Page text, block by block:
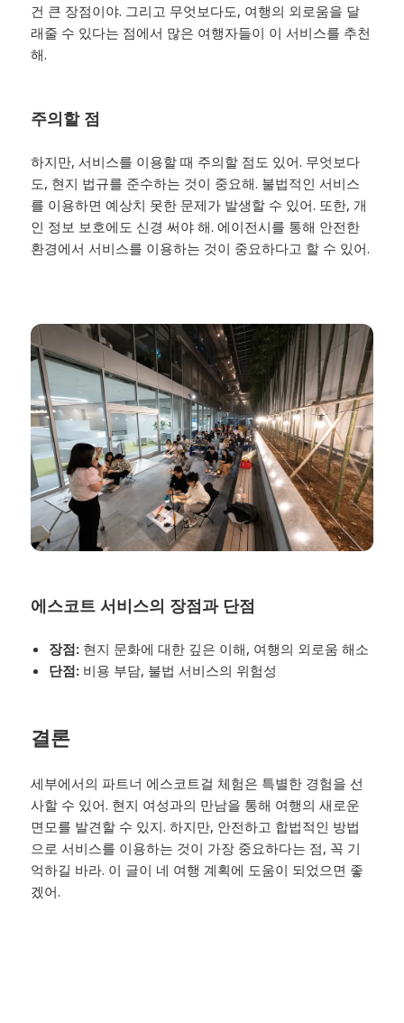
건 큰 장점이야. 그리고 무엇보다도, 여행의 외로움을 달
래줄 수 있다는 점에서 많은 여행자들이 이 서비스를 추천
해.
주의할 점
하지만, 서비스를 이용할 때 주의할 점도 있어. 무엇보다
도, 현지 법규를 준수하는 것이 중요해. 불법적인 서비스
를 이용하면 예상치 못한 문제가 발생할 수 있어. 또한, 개
인 정보 보호에도 신경 써야 해. 에이전시를 통해 안전한
환경에서 서비스를 이용하는 것이 중요하다고 할 수 있어.
에스코트 서비스의 장점과 단점
장점: 현지 문화에 대한 깊은 이해, 여행의 외로움 해소
단점: 비용 부담, 불법 서비스의 위험성
결론
세부에서의 파트너 에스코트걸 체험은 특별한 경험을 선
사할 수 있어. 현지 여성과의 만남을 통해 여행의 새로운
면모를 발견할 수 있지. 하지만, 안전하고 합법적인 방법
으로 서비스를 이용하는 것이 가장 중요하다는 점, 꼭 기
억하길 바라. 이 글이 네 여행 계획에 도움이 되었으면 좋
겠어.